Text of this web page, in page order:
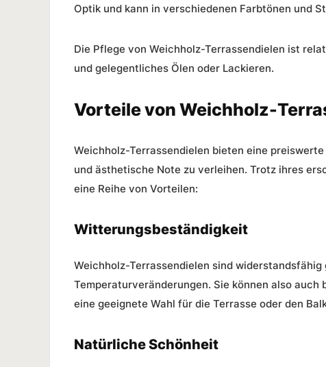
Optik und kann in verschiedenen Farbtönen und
Die Pflege von Weichholz-Terrassendielen ist
und gelegentliches Ölen oder Lackieren.
Vorteile von Weichholz-
Weichholz-Terrassendielen bieten eine
und ästhetische Note zu verleihen. Trotz ihres
eine Reihe von Vorteilen:
Witterungsbeständigkeit
Weichholz-Terrassendielen sind
Temperaturveränderungen. Sie können also
eine geeignete Wahl für die Terrasse oder den
Natürliche Schönheit